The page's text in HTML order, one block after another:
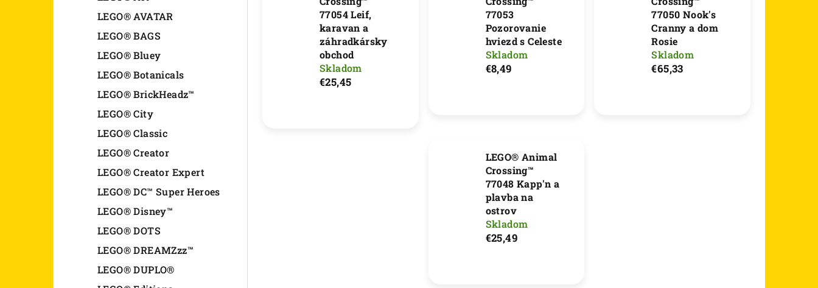
LEGO® AVATAR
LEGO® BAGS
LEGO® Bluey
LEGO® Botanicals
LEGO® BrickHeadz™
LEGO® City
LEGO® Classic
LEGO® Creator
LEGO® Creator Expert
LEGO® DC™ Super Heroes
LEGO® Disney™
LEGO® DOTS
LEGO® DREAMZzz™
LEGO® DUPLO®
77054 Leif,
karavan a
záhradkársky
obchod
Skladom
€25,45
77053
Pozorovanie
hviezd s Celeste
Skladom
€8,49
77050 Nook's
Cranny a dom
Rosie
Skladom
€65,33
LEGO® Animal
Crossing™
77048 Kapp'n a
plavba na
ostrov
Skladom
€25,49